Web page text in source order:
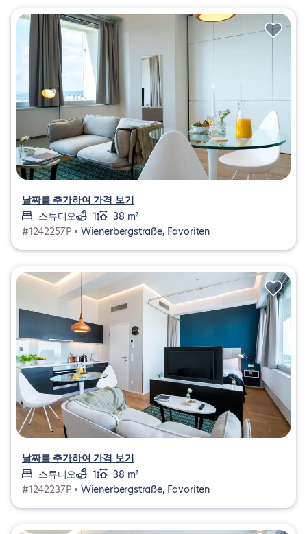
날짜를 추가하여 가격 보기
스튜디오
1
38 m²
#1242257P • Wienerbergstraße, Favoriten
날짜를 추가하여 가격 보기
스튜디오
1
38 m²
#1242237P • Wienerbergstraße, Favoriten